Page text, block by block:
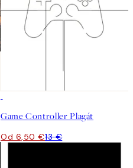
Game Controller Plagát
Od 6,50 €13 €